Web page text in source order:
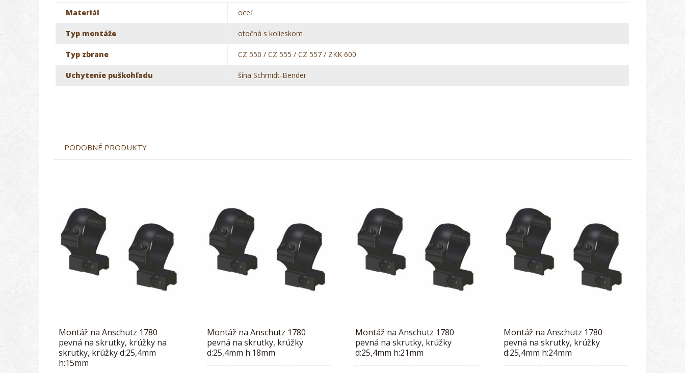
Materiál oceľ
Typ montáže otočná s kolieskom
Typ zbrane CZ 550 / CZ 555 / CZ 557 / ZKK 600
Uchytenie puškohľadu šína Schmidt-Bender
PODOBNÉ PRODUKTY
Montáž na Anschutz 1780
pevná na skrutky, krúžky na
skrutky, krúžky d:25,4mm
h:15mm
Montáž na Anschutz 1780
pevná na skrutky, krúžky
d:25,4mm h:18mm
Montáž na Anschutz 1780
pevná na skrutky, krúžky
d:25,4mm h:21mm
Montáž na Anschutz 1780
pevná na skrutky, krúžky
d:25,4mm h:24mm